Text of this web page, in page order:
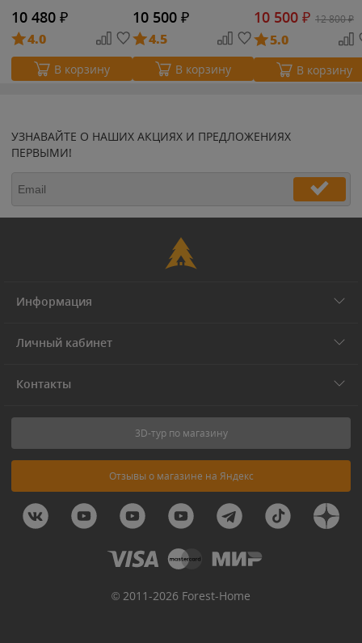
10 480 ₽
4.0
В корзину
10 500 ₽
4.5
В корзину
10 500 ₽ 12 800₽
5.0
В корзину
УЗНАВАЙТЕ О НАШИХ АКЦИЯХ И ПРЕДЛОЖЕНИЯХ
ПЕРВЫМИ!
Информация
Личный кабинет
Контакты
3D-тур по магазину
Отзывы о магазине на Яндекс
© 2011-2026 Forest-Home